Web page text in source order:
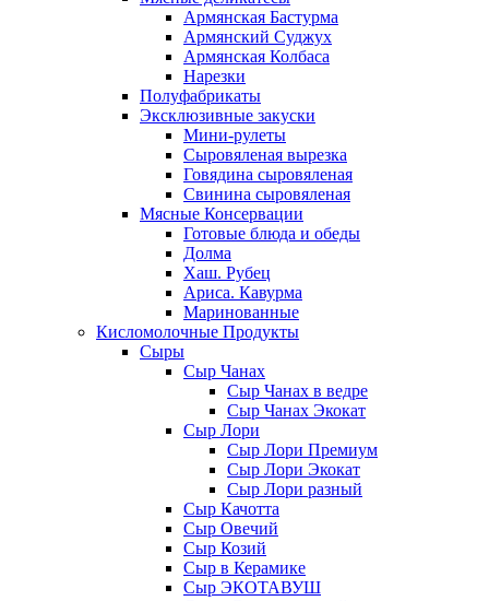
Армянская Бастурма
Армянский Суджух
Армянская Колбаса
Нарезки
Полуфабрикаты
Эксклюзивные закуски
Мини-рулеты
Сыровяленая вырезка
Говядина сыровяленая
Свинина сыровяленая
Мясные Консервации
Готовые блюда и обеды
Долма
Хаш. Рубец
Ариса. Кавурма
Маринованные
Кисломолочные Продукты
Сыры
Сыр Чанах
Сыр Чанах в ведре
Сыр Чанах Экокат
Сыр Лори
Сыр Лори Премиум
Сыр Лори Экокат
Сыр Лори разный
Сыр Качотта
Сыр Овечий
Сыр Козий
Сыр в Керамике
Сыр ЭКОТАВУШ